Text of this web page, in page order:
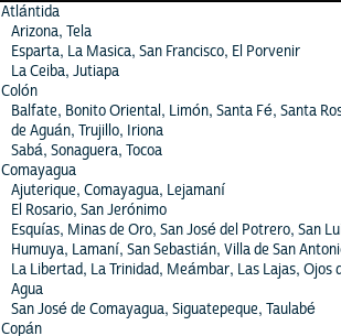
Atlántida
Arizona, Tela
Esparta, La Masica, San Francisco, El Porvenir
La Ceiba, Jutiapa
Colón
Balfate, Bonito Oriental, Limón, Santa Fé, Santa
de Aguán, Trujillo, Iriona
Sabá, Sonaguera, Tocoa
Comayagua
Ajuterique, Comayagua, Lejamaní
El Rosario, San Jerónimo
Esquías, Minas de Oro, San José del Potrero, San
Humuya, Lamaní, San Sebastián, Villa de San
La Libertad, La Trinidad, Meámbar, Las Lajas, Ojos
Agua
San José de Comayagua, Siguatepeque, Taulabé
Copán